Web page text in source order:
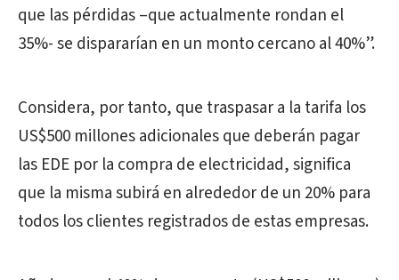
que las pérdidas –que actualmente rondan el
35%- se dispararían en un monto cercano al 40%”.
Considera, por tanto, que traspasar a la tarifa los
US$500 millones adicionales que deberán pagar
las EDE por la compra de electricidad, significa
que la misma subirá en alrededor de un 20% para
todos los clientes registrados de estas empresas.